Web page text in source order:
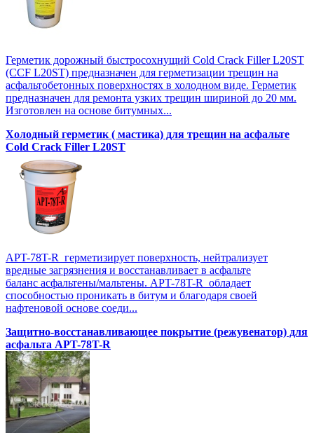
Герметик дорожный быстросохнущий Cold Crack Filler L20SТ
(CCF L20SТ) предназначен для герметизации трещин на
асфальтобетонных поверхностях в холодном виде. Герметик
предназначен для ремонта узких трещин шириной до 20 мм.
Изготовлен на основе битумных...
Холодный герметик ( мастика) для трещин на асфальте
Cold Crack Filler L20SТ
APT-78T-R герметизирует поверхность, нейтрализует
вредные загрязнения и восстанавливает в асфальте
баланс асфальтены/мальтены. APT-78T-R обладает
способностью проникать в битум и благодаря своей
нафтеновой основе соеди...
Защитно-восстанавливающее покрытие (режувенатор) для
асфальта APT-78T-R